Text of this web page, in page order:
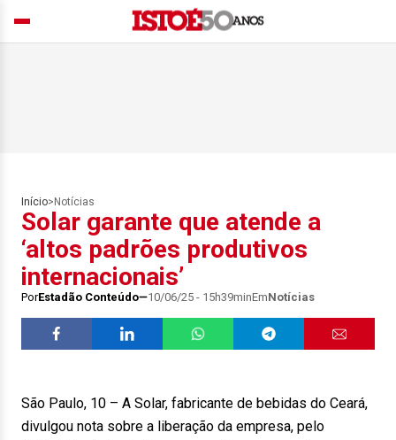
Início> Notícias
Solar garante que atende a
‘altos padrões produtivos
internacionais’
PorEstadão Conteúdo 10/06/25 - 15h39minEmNotícias
São Paulo, 10 – A Solar, fabricante de bebidas do Ceará,
divulgou nota sobre a liberação da empresa, pelo